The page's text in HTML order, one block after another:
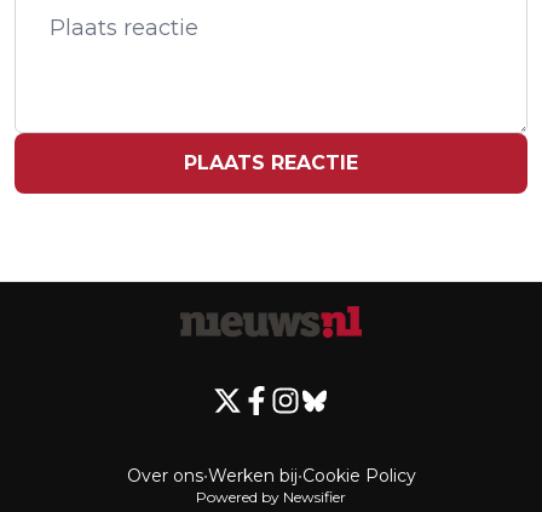
A2 - VIANEN
PLAATS REACTIE
Over ons•Werken bij•Cookie Policy
Powered by Newsifier